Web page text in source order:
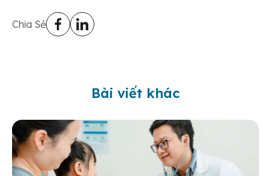
Chia Sẻ
Bài viết khác